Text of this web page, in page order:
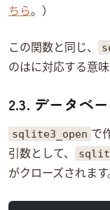
ちら。）
この関数と同じ、
のはUnicodeに対応する意
2.3. データベ
sqlite3_open で
引数として、
がクローズされます